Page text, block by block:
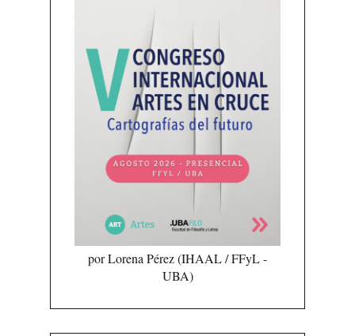
por Lorena Pérez (IHAAL / FFyL -
UBA)